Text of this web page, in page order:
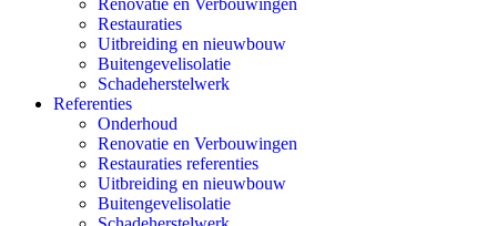
Renovatie en Verbouwingen
Restauraties
Uitbreiding en nieuwbouw
Buitengevelisolatie
Schadeherstelwerk
Referenties
Onderhoud
Renovatie en Verbouwingen
Restauraties referenties
Uitbreiding en nieuwbouw
Buitengevelisolatie